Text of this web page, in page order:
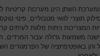
השתן הינן מערכות קריטיות
תוצרי לוואי מטבוליים, פינוי
המצריכות ניתוח מלוות
ישנה משמעות גדולה עבור
והן באופטימיזציה של הפרמטרים